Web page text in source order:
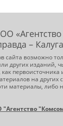
«Агентство
–
сайта возможно
других изданий,
на других
материалы, либо